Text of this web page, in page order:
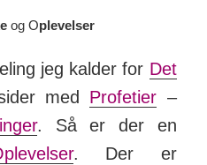
og Oplevelser
jeg kalder for Det
med Profetier –
. Så er der en
. Der er